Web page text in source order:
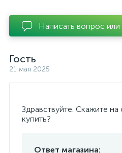
Написать вопрос или
Гость
21 мая 2025
Здравствуйте. Скажите на
купить?
Ответ магазина: